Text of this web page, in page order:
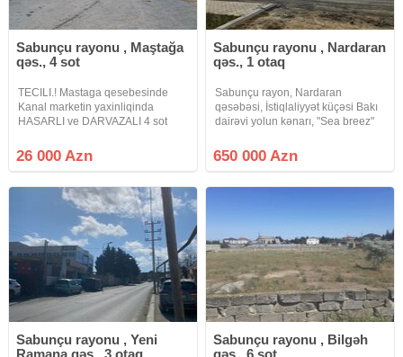
Sabunçu rayonu , Maştağa
qəs., 4 sot
TECILI.! Mastaga qesebesinde
Kanal marketin yaxinliqinda
HASARLI ve DARVAZALI 4 sot
BELEDIYYE iledir qaz su isiq
xettleri qapidan kecir torpaqin
26 000 Azn
Sabunçu rayonu , Nardaran
qəs., 1 otaq
Sabunçu rayon, Nardaran
qəsəbəsi, İstiqlaliyyət küçəsi Bakı
dairəvi yolun kənarı, "Sea breez"
tikintisinə yararlı 10 sot torpaq
sahəsi satılır Sənəd KUPÇA Kod:
650 000 Azn
Sabunçu rayonu , Yeni
Ramana qəs., 3 otaq
Sabunçu rayonu , Bilgəh
qəs., 6 sot